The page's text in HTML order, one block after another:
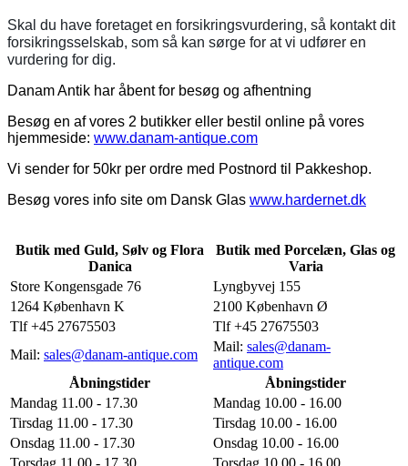
Skal du have foretaget en forsikringsvurdering, så kontakt dit
forsikringsselskab, som så kan sørge for at vi udfører en
vurdering for dig.
Danam Antik har åbent for besøg og afhentning
Besøg en af vores 2 butikker eller bestil online på vores
hjemmeside: www.danam-antique.com
Vi sender for 50kr per ordre med Postnord til Pakkeshop.
Besøg vores info site om Dansk Glas www.hardernet.dk
Butik med Guld, Sølv og Flora
Danica
Butik med Porcelæn, Glas og
Varia
Store Kongensgade 76
Lyngbyvej 155
1264 København K
2100 København Ø
Tlf +45 27675503
Tlf +45 27675503
Mail: sales@danam-antique.com
Mail: sales@danam-
antique.com
Åbningstider
Åbningstider
Mandag 11.00 - 17.30
Mandag 10.00 - 16.00
Tirsdag 11.00 - 17.30
Tirsdag 10.00 - 16.00
Onsdag 11.00 - 17.30
Onsdag 10.00 - 16.00